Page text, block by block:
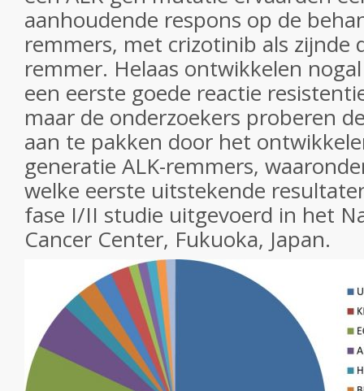
aanhoudende respons op de
remmers, met crizotinib als zijnde
remmer. Helaas ontwikkelen
een eerste goede reactie
maar de onderzoekers proberen
aan te pakken door het
generatie ALK-remmers,
welke eerste uitstekende
fase I/II studie uitgevoerd in het
Cancer Center, Fukuoka, Japan.